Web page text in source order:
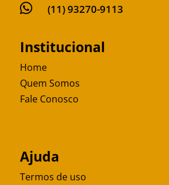
 (11) 93270-9113
Institucional
Home
Quem Somos
Fale Conosco
Ajuda
Termos de uso